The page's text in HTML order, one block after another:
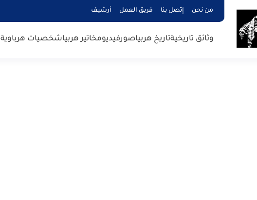
من نحن إتصل بنا فريق العمل أرشيف
وثائق تاريخيةتاريخ هربياصورفيديومخاتير هربياشخصيات هرباوية